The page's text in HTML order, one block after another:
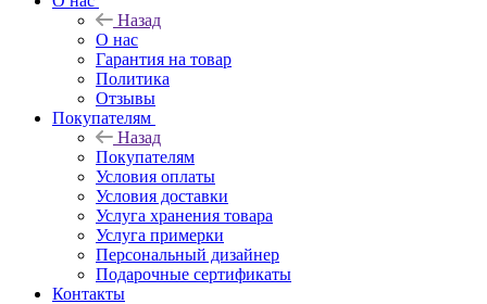
Назад
О нас
Гарантия на товар
Политика
Отзывы
Покупателям
Назад
Покупателям
Условия оплаты
Условия доставки
Услуга хранения товара
Услуга примерки
Персональный дизайнер
Подарочные сертификаты
Контакты